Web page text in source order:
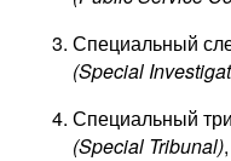
Специальный
(Special
Специальный
(Special Tribunal),